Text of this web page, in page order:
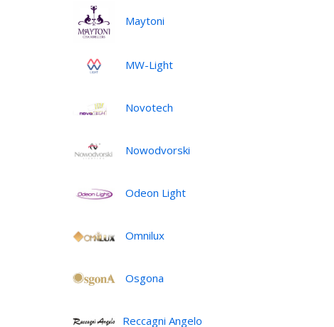
Maytoni
MW-Light
Novotech
Nowodvorski
Odeon Light
Omnilux
Osgona
Reccagni Angelo